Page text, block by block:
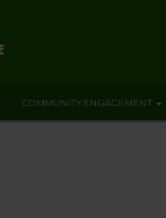
COMMUNITY ENGAGEMENT